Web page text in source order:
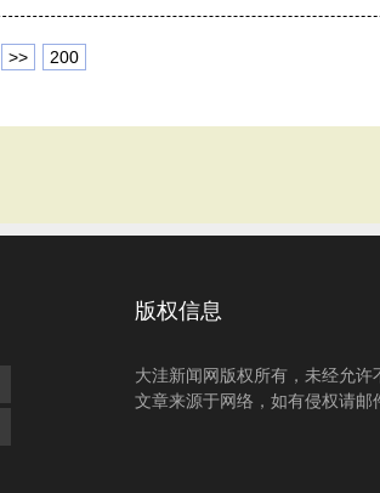
>> 200
版权信息
大洼新闻网版权所有，未经允
文章来源于网络，如有侵权请邮